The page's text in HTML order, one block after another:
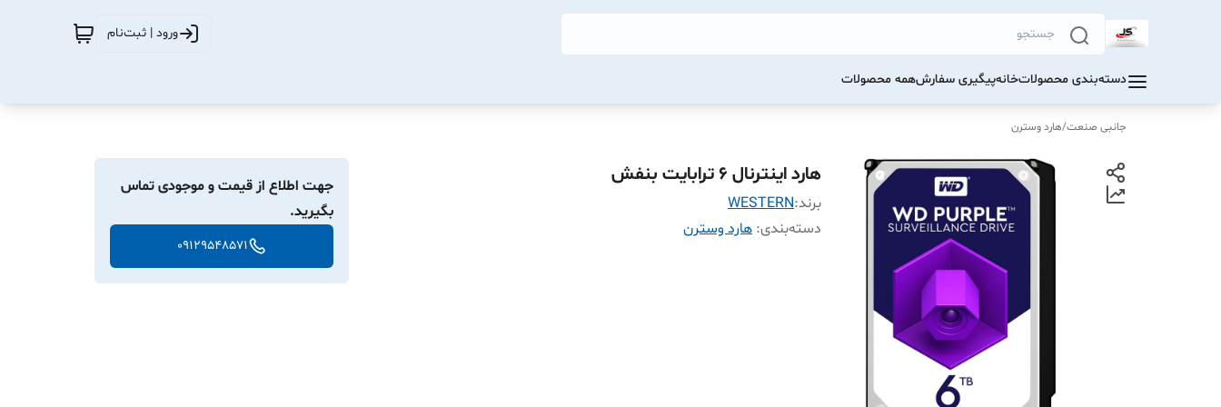
ورود | ثبت‌نام
دسته‌بندی محصولاتخانهپیگیری سفارشهمه محصولات
جانبی صنعت/هارد وسترن
هارد اینترنال 6 ترابایت بنفش
برند:WESTERN
دسته‌بندی: هارد وسترن
جهت اطلاع از قیمت و موجودی تماس
بگیرید.
09129548571